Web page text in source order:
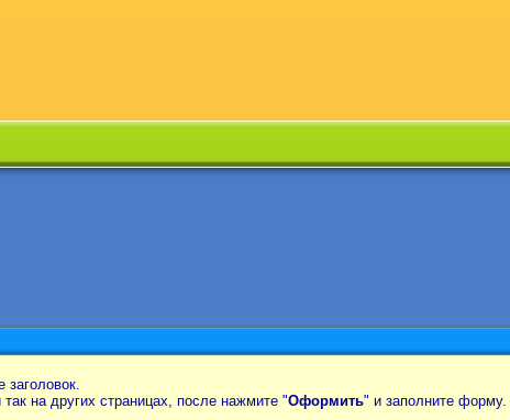
так на других страницах, после нажмите "Оформить" и заполните форму.